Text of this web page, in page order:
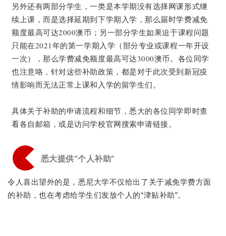
另外还有两部分学生，一类是本学期没有选择网课形式继
续上课，而是选择延期到下学期入学，那么届时学费减免
额度最高可达2000澳币；另一部分学生如果迫于课程问题
只能在2021年的第一学期入学（部分专业或课程一年开设
一次），那么学费减免额度最高可达3000澳币。各位同学
也注意咯，针对这些补助政策，都是对于此次受到新冠疫
情影响而无法正常上课和入学的留学生们。
具体关于补助的申请流程和细节，悉大的各位同学即时查
看各自邮箱，或是访问学校官网搜索申请链接。
悉大提供“个人补助”
令人喜出望外的是，悉尼大学不仅给出了关于减免学费方面
的补助，也在考虑给学生们发放个人的“津贴补助”。